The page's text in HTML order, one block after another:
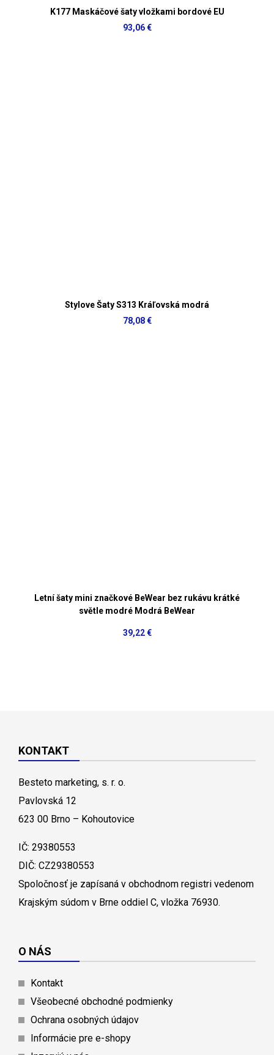
K177 Maskáčové šaty vložkami bordové EU
93,06 €
Stylove Šaty S313 Kráľovská modrá
78,08 €
Letní šaty mini značkové BeWear bez rukávu krátké
světle modré Modrá BeWear
39,22 €
KONTAKT
Besteto marketing, s. r. o.
Pavlovská 12
623 00 Brno – Kohoutovice
IČ: 29380553
DIČ: CZ29380553
Spoločnosť je zapísaná v obchodnom registri vedenom
Krajským súdom v Brne oddiel C, vložka 76930.
O NÁS
Kontakt
Všeobecné obchodné podmienky
Ochrana osobných údajov
Informácie pre e-shopy